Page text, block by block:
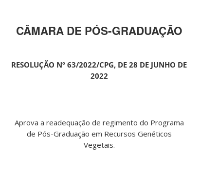
CÂMARA DE PÓS-GRADUAÇÃO
RESOLUÇÃO Nº 63/2022/CPG, DE 28 DE JUNHO DE
2022
Aprova a readequação de regimento do Programa
de Pós-Graduação em Recursos Genéticos
Vegetais.